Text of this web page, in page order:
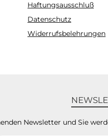
Haftungsausschluß
Datenschutz
Widerrufsbelehrungen
Newsletter und Sie